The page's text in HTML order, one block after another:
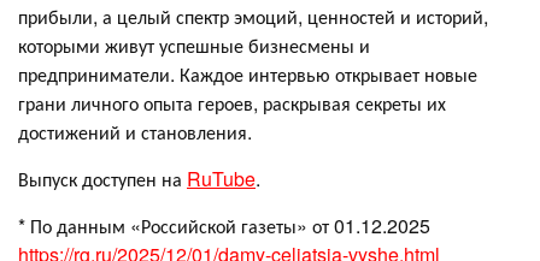
прибыли, а целый спектр эмоций, ценностей и историй,
которыми живут успешные бизнесмены и
предприниматели. Каждое интервью открывает новые
грани личного опыта героев, раскрывая секреты их
достижений и становления.
Выпуск доступен на RuTube.
* По данным «Российской газеты» от 01.12.2025
https://rg.ru/2025/12/01/damy-celiatsia-vyshe.html